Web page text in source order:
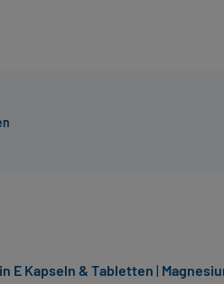
E Kapseln & Tabletten |